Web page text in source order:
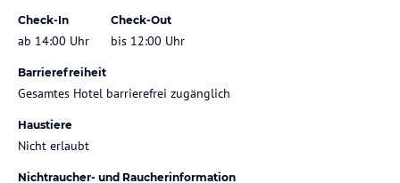
Check-In
ab 14:00 Uhr
Check-Out
bis 12:00 Uhr
Barrierefreiheit
Gesamtes Hotel barrierefrei zugänglich
Haustiere
Nicht erlaubt
Nichtraucher- und Raucherinformation